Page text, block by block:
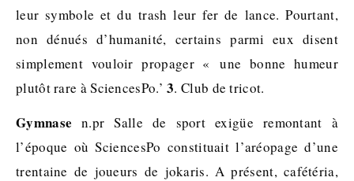
leur symbole et du trash leur fer de lance. Pourtant,
non dénués d’humanité, certains parmi eux disent
simplement vouloir propager « une bonne humeur
plutôt rare à SciencesPo.’3. Club de tricot.
Gymnase n.pr Salle de sport exigüe remontant à
l’époque où SciencesPo constituait l’aréopage d’une
trentaine de joueurs de jokaris. A présent, cafétéria,